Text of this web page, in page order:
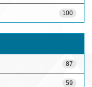
100
87
59